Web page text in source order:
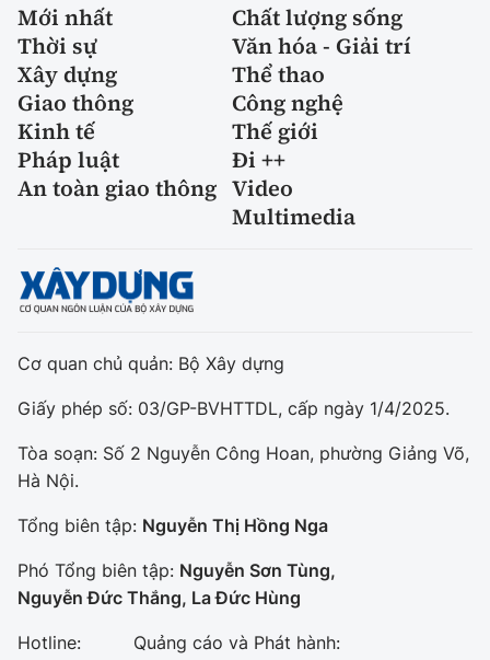
Mới nhất
Chất lượng sống
Thời sự
Văn hóa - Giải trí
Xây dựng
Thể thao
Giao thông
Công nghệ
Kinh tế
Thế giới
Pháp luật
Đi ++
An toàn giao thông Video
Multimedia
Cơ quan chủ quản: Bộ Xây dựng
Giấy phép số: 03/GP-BVHTTDL, cấp ngày 1/4/2025.
Tòa soạn: Số 2 Nguyễn Công Hoan, phường Giảng Võ,
Hà Nội.
Tổng biên tập: Nguyễn Thị Hồng Nga
Phó Tổng biên tập: Nguyễn Sơn Tùng,
Nguyễn Đức Thắng, La Đức Hùng
Hotline:
Quảng cáo và Phát hành: